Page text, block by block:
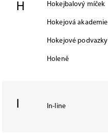
H Hokejbalový míček
Hokejová akademie
Hokejové podvazky
Holeně
I In-line